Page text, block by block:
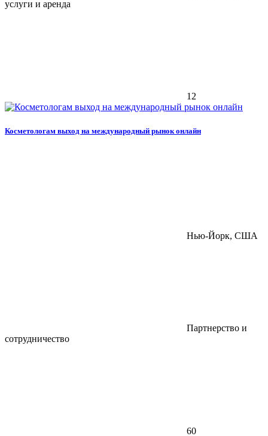
услуги и аренда
12
Косметологам выход на международный рынок онлайн
Нью-Йорк, США
Партнерство и
сотрудничество
60